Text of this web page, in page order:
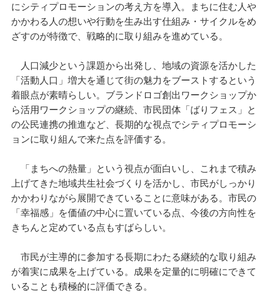
にシティプロモーションの考え方を導入。まちに住む人や
かかわる人の想いや行動を生み出す仕組み・サイクルをめ
ざすのが特徴で、戦略的に取り組みを進めている。
人口減少という課題から出発し、地域の資源を活かした
「活動人口」増大を通じて街の魅力をブーストするという
着眼点が素晴らしい。ブランドロゴ創出ワークショップか
ら活用ワークショップの継続、市民団体「ばりフェス」と
の公民連携の推進など、長期的な視点でシティプロモーシ
ョンに取り組んで来た点を評価する。
「まちへの熱量」という視点が面白いし、これまで積み
上げてきた地域共生社会づくりを活かし、市民がしっかり
かかわりながら展開できていることに意味がある。市民の
「幸福感」を価値の中心に置いている点、今後の方向性を
きちんと定めている点もすばらしい。
市民が主導的に参加する長期にわたる継続的な取り組み
が着実に成果を上げている。成果を定量的に明確にできて
いることも積極的に評価できる。